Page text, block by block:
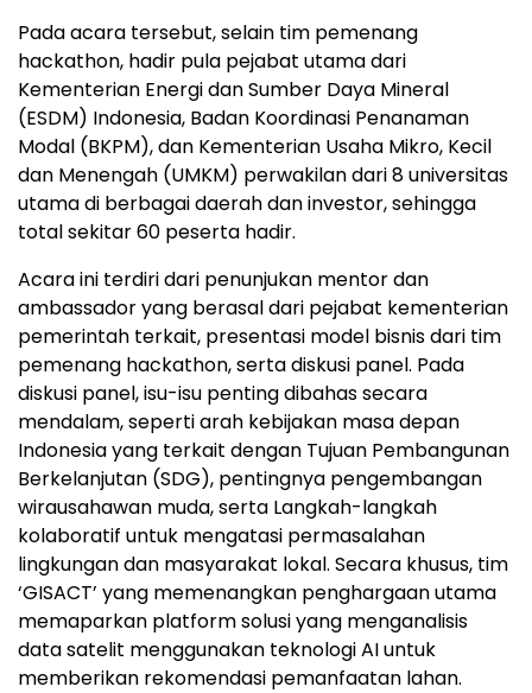
Pada acara tersebut, selain tim pemenang
hackathon, hadir pula pejabat utama dari
Kementerian Energi dan Sumber Daya Mineral
(ESDM) Indonesia, Badan Koordinasi Penanaman
Modal (BKPM), dan Kementerian Usaha Mikro, Kecil
dan Menengah (UMKM) perwakilan dari 8 universitas
utama di berbagai daerah dan investor, sehingga
total sekitar60 peserta hadir.
Acara ini terdiri dari penunjukan mentor dan
ambassador yang berasal dari pejabat kementerian
pemerintah terkait, presentasi model bisnis dari tim
pemenang hackathon, serta diskusi panel. Pada
diskusi panel, isu-isu penting dibahas secara
mendalam, seperti arah kebijakan masa depan
Indonesia yang terkait dengan Tujuan Pembangunan
Berkelanjutan (SDG), pentingnya pengembangan
wirausahawan muda, serta Langkah-langkah
kolaboratif untuk mengatasi permasalahan
lingkungan dan masyarakat lokal. Secara khusus, tim
‘GISACT’ yang memenangkan penghargaan utama
memaparkan platform solusi yang menganalisis
data satelit menggunakan teknologi AI untuk
memberikan rekomendasi pemanfaatan lahan.